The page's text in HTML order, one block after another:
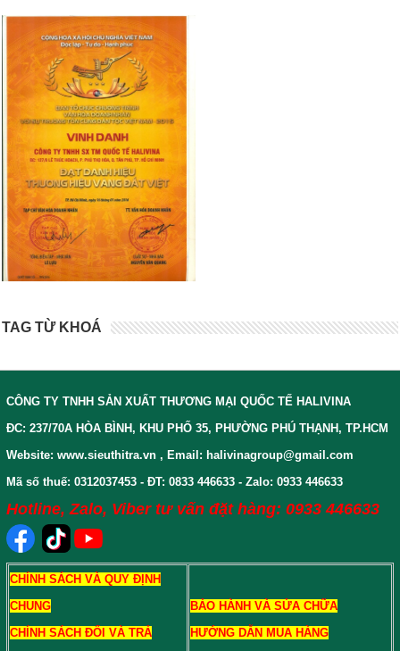
TAG TỪ KHOÁ
CÔNG TY TNHH SẢN XUẤT THƯƠNG MẠI QUỐC TẾ HALIVINA
ĐC: 237/70A HÒA BÌNH, KHU PHỐ 35, PHƯỜNG PHÚ THẠNH, TP.HCM
Website: www.sieuthitra.vn , Email: halivinagroup@gmail.com
Mã số thuế: 0312037453 - ĐT: 0833 446633 - Zalo: 0933 446633
Hotline, Zalo, Viber tư vấn đặt hàng: 0933 446633
CHÍNH SÁCH VÀ QUY ĐỊNH
CHUNG
CHÍNH SÁCH ĐỔI VÀ TRẢ
BẢO HÀNH VÀ SỬA CHỮA
HƯỚNG DẪN MUA HÀNG